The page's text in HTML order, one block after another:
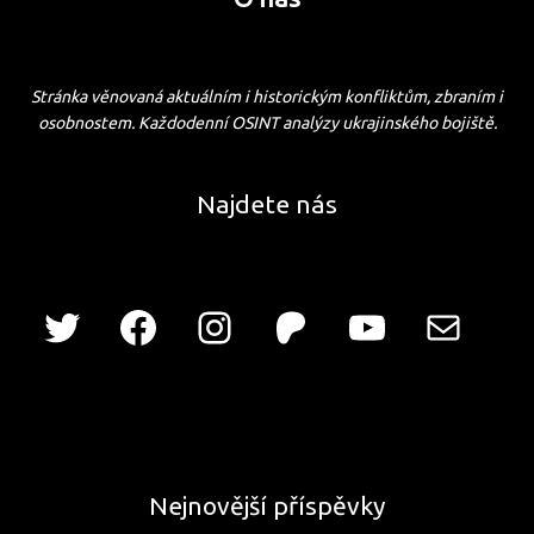
Stránka věnovaná aktuálním i historickým konfliktům, zbraním i
osobnostem. Každodenní OSINT analýzy ukrajinského bojiště.
Najdete nás
Nejnovější příspěvky